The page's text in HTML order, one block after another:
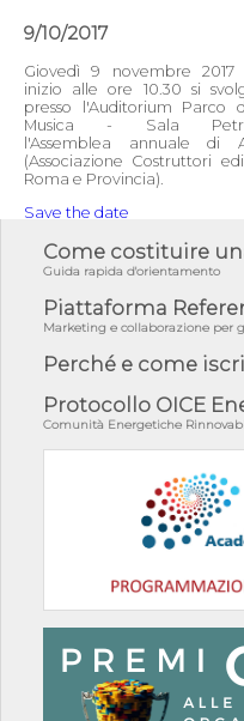
9/10/2017
Giovedì 9 novembre 2017
inizio alle ore 10.30 si
presso l'Auditorium Parco
Musica - Sala
l'Assemblea annuale di
(Associazione Costruttori
Roma e Provincia).
Save the date
Come costituire
Guida rapida d'orientamento
Piattaforma
Marketing e collaborazione per
Perché e come
Protocollo OICE
Comunità Energetiche